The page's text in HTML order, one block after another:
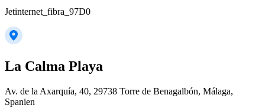
Jetinternet_fibra_97D0
La Calma Playa
Av. de la Axarquía, 40, 29738 Torre de Benagalbón, Málaga,
Spanien